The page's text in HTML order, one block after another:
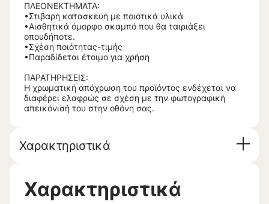
ΠΛΕΟΝΕΚΤΗΜΑΤΑ:
•Στιβαρή κατασκευή με ποιοτικά υλικά
•Αισθητικά όμορφο σκαμπό που θα ταιριάξει
οπουδήποτε.
•Σχέση ποιότητας-τιμής
•Παραδίδεται έτοιμο για χρήση
ΠΑΡΑΤΗΡΗΣΕΙΣ:
Η χρωματική απόχρωση του προϊόντος ενδέχεται να
διαφέρει ελαφρώς σε σχέση με την φωτογραφική
απεικόνισή του στην οθόνη σας.
Χαρακτηριστικά
Χαρακτηριστικά